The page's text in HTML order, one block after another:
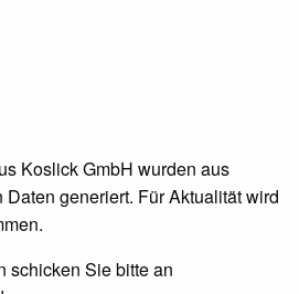
Koslick GmbH wurden aus
generiert. Für Aktualität wird
schicken Sie bitte an